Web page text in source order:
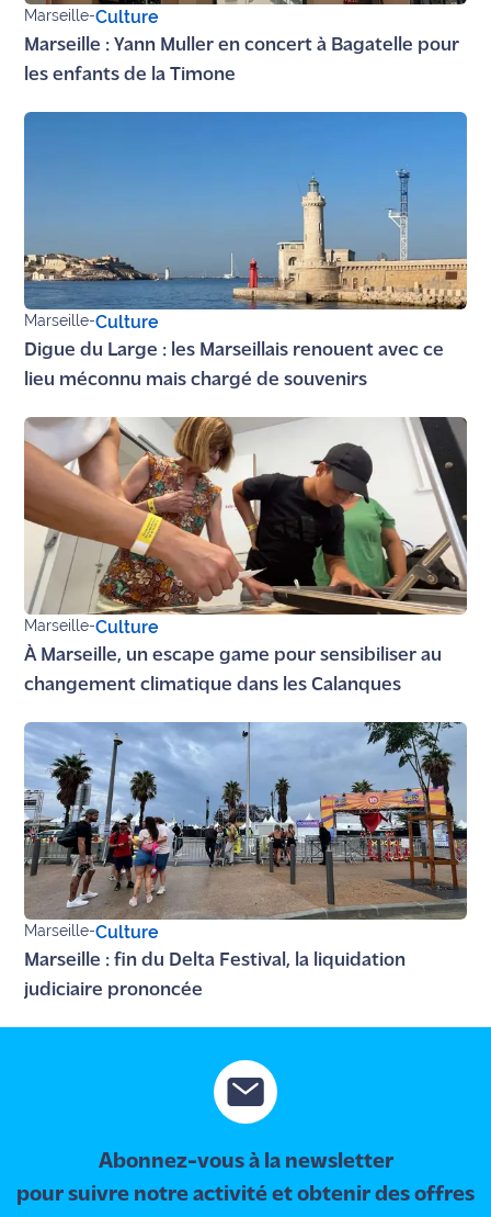
Ecouter
et voir
annonceur
Recrutement
Mention
légales
Conditions
générales
d'utilisation du
site maritima.fr
Archives
Marseille-Culture
Marseille : Yann Muller en concert à Bagatelle pour
les enfants de la Timone
Marseille-Culture
Digue du Large : les Marseillais renouent avec ce
lieu méconnu mais chargé de souvenirs
Marseille-Culture
À Marseille, un escape game pour sensibiliser au
changement climatique dans les Calanques
Marseille-Culture
Marseille : fin du Delta Festival, la liquidation
judiciaire prononcée
Abonnez-vous à la newsletter
pour suivre notre activité et obtenir des offres